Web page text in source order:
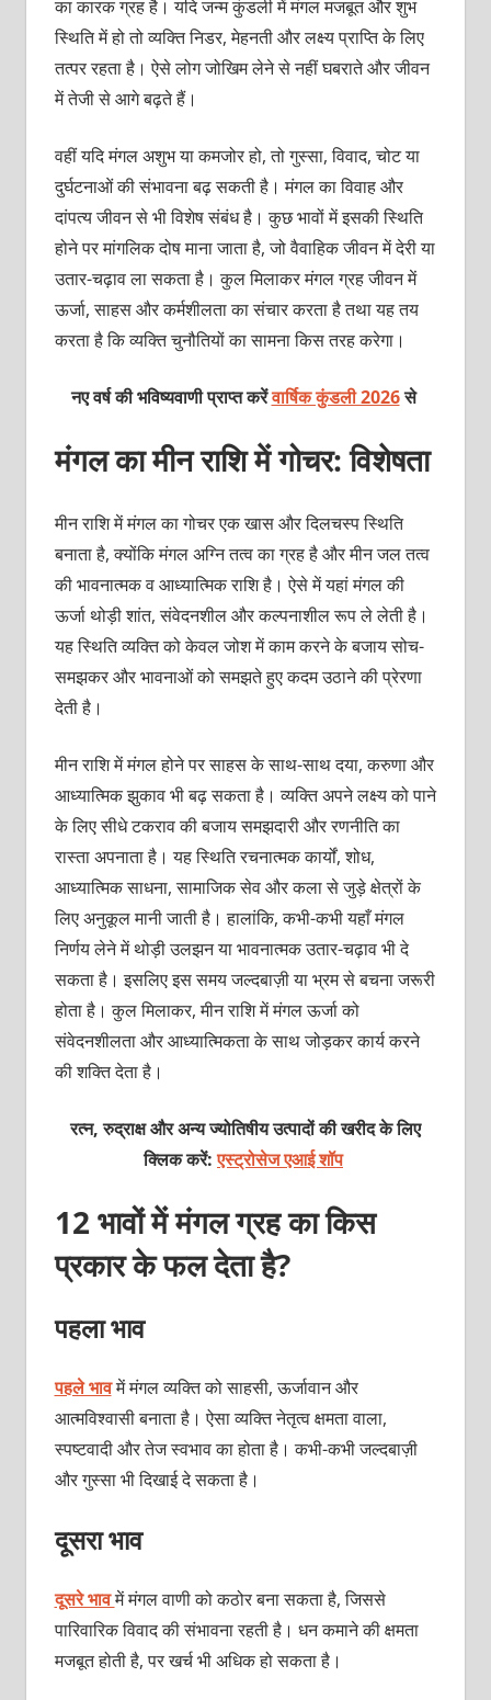
का कारक ग्रह है। यदि जन्म कुंडली में मंगल मजबूत और शुभ
स्थिति में हो तो व्यक्ति निडर, मेहनती और लक्ष्य प्राप्ति के लिए
तत्पर रहता है। ऐसे लोग जोखिम लेने से नहीं घबराते और जीवन
में तेजी से आगे बढ़ते हैं।
वहीं यदि मंगल अशुभ या कमजोर हो, तो गुस्सा, विवाद, चोट या
दुर्घटनाओं की संभावना बढ़ सकती है। मंगल का विवाह और
दांपत्य जीवन से भी विशेष संबंध है। कुछ भावों में इसकी स्थिति
होने पर मांगलिक दोष माना जाता है, जो वैवाहिक जीवन में देरी या
उतार-चढ़ाव ला सकता है। कुल मिलाकर मंगल ग्रह जीवन में
ऊर्जा, साहस और कर्मशीलता का संचार करता है तथा यह तय
करता है कि व्यक्ति चुनौतियों का सामना किस तरह करेगा।
नए वर्ष की भविष्यवाणी प्राप्त करेंवार्षिक कुंडली 2026से
मंगल का मीन राशि में गोचर: विशेषता
मीन राशि में मंगल का गोचर एक खास और दिलचस्प स्थिति
बनाता है, क्योंकि मंगल अग्नि तत्व का ग्रह है और मीन जल तत्व
की भावनात्मक व आध्यात्मिक राशि है। ऐसे में यहां मंगल की
ऊर्जा थोड़ी शांत, संवेदनशील और कल्पनाशील रूप ले लेती है।
यह स्थिति व्यक्ति को केवल जोश में काम करने के बजाय सोच-
समझकर और भावनाओं को समझते हुए कदम उठाने की प्रेरणा
देती है।
मीन राशि में मंगल होने पर साहस के साथ-साथ दया, करुणा और
आध्यात्मिक झुकाव भी बढ़ सकता है। व्यक्ति अपने लक्ष्य को पाने
के लिए सीधे टकराव की बजाय समझदारी और रणनीति का
रास्ता अपनाता है। यह स्थिति रचनात्मक कार्यों, शोध,
आध्यात्मिक साधना, सामाजिक सेव और कला से जुड़े क्षेत्रों के
लिए अनुकूल मानी जाती है। हालांकि, कभी-कभी यहाँ मंगल
निर्णय लेने में थोड़ी उलझन या भावनात्मक उतार-चढ़ाव भी दे
सकता है। इसलिए इस समय जल्दबाज़ी या भ्रम से बचना जरूरी
होता है। कुल मिलाकर, मीन राशि में मंगल ऊर्जा को
संवेदनशीलता और आध्यात्मिकता के साथ जोड़कर कार्य करने
की शक्ति देता है।
रत्न, रुद्राक्ष और अन्य ज्योतिषीय उत्पादों की खरीद के लिए
क्लिक करें:एस्ट्रोसेज एआई शॉप
12 भावों में मंगल ग्रह का किस
प्रकार के फल देता है?
पहला भाव
पहले भावमें मंगल व्यक्ति को साहसी, ऊर्जावान और
आत्मविश्वासी बनाता है। ऐसा व्यक्ति नेतृत्व क्षमता वाला,
स्पष्टवादी और तेज स्वभाव का होता है। कभी-कभी जल्दबाज़ी
और गुस्सा भी दिखाई दे सकता है।
दूसरा भाव
दूसरे भावमें मंगल वाणी को कठोर बना सकता है, जिससे
पारिवारिक विवाद की संभावना रहती है। धन कमाने की क्षमता
मजबूत होती है, पर खर्च भी अधिक हो सकता है।